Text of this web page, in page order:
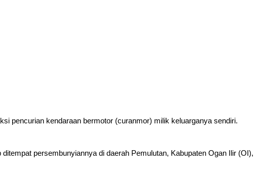
pencurian kendaraan bermotor (curanmor) milik keluarganya sendiri.
persembunyiannya di daerah Pemulutan, Kabupaten Ogan Ilir (OI),